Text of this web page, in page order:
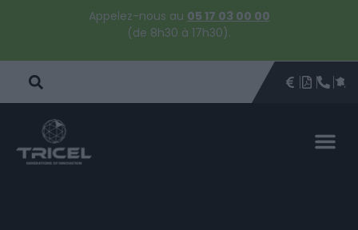
Appelez-nous au 05 17 03 00 00
(de 8h30 à 17h30).
DEVISÊTRE